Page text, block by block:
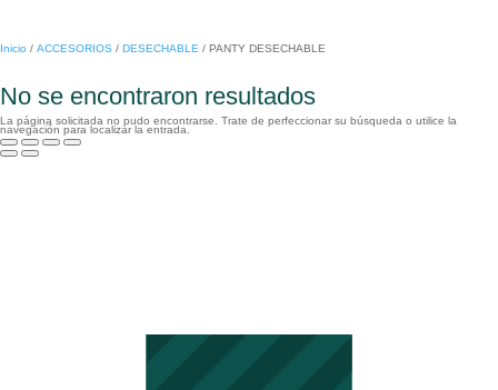
Inicio / ACCESORIOS / DESECHABLE / PANTY DESECHABLE
No se encontraron resultados
La página solicitada no pudo encontrarse. Trate de perfeccionar su búsqueda o utilice la
navegación para localizar la entrada.